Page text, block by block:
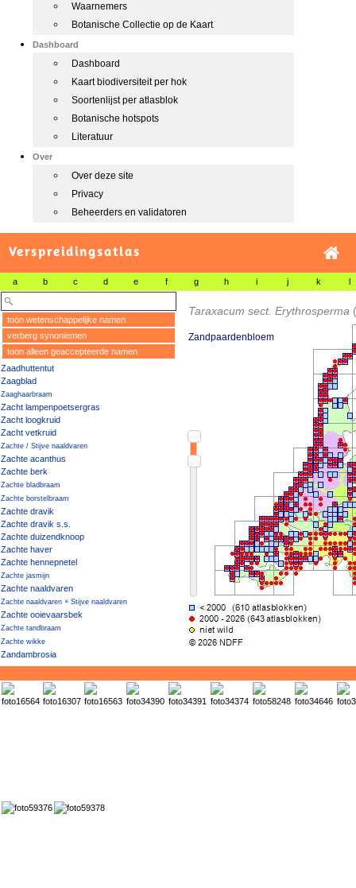
Waarnemers
Botanische Collectie op de Kaart
Dashboard
Dashboard
Kaart biodiversiteit per hok
Soortenlijst per atlasblok
Botanische hotspots
Literatuur
Over
Over deze site
Privacy
Beheerders en validatoren
Verspreidingsatlas
a b c d e f g h i j k l
toon wetenschappelijke namen
verberg synoniemen
toon alleen geaccepteerde namen
Zaadhuttentut
Zaagblad
Zaaghaarbraam
Zacht lampenpoetsergras
Zacht loogkruid
Zacht vetkruid
Zachte / Stijve naaldvaren
Zachte acanthus
Zachte berk
Zachte bladbraam
Zachte borstelbraam
Zachte dravik
Zachte dravik s.s.
Zachte duizendknoop
Zachte haver
Zachte hennepnetel
Zachte jasmijn
Zachte naaldvaren
Zachte naaldvaren × Stijve naaldvaren
Zachte ooievaarsbek
Zachte tandbraam
Zachte wikke
Zandambrosia
Zandanjer
Zandbankwilg
Zandblauwtje
Zandbloem
Zandstruisgras
Taraxacum sect. Erythrosperma
Zandpaardenbloem